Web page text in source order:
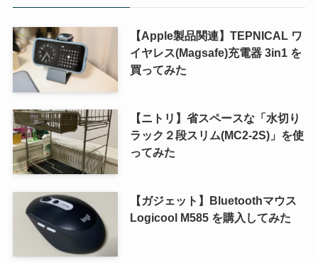
【Apple製品関連】TEPNICAL ワ
イヤレス(Magsafe)充電器 3in1 を
買ってみた
【ニトリ】省スペースな「水切り
ラック２段スリム(MC2-2S)」を使
ってみた
【ガジェット】Bluetoothマウス
Logicool M585 を購入してみた